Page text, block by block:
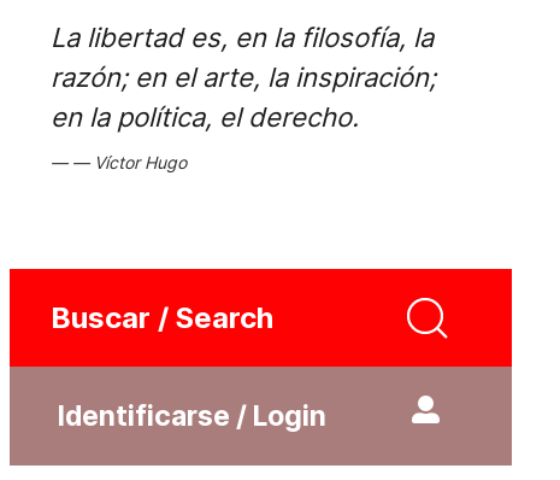
La libertad es, en la filosofía, la
razón; en el arte, la inspiración;
en la política, el derecho.
Víctor Hugo
Buscar / Search
Identificarse / Login